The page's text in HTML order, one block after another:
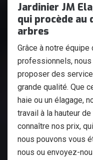
Jardinier JM
qui procède au
arbres
Grâce à notre équipe
professionnels,
proposer des
grande qualité. Que
haie ou un élagage,
travail à la hauteur
connaître nos prix,
nous pouvons vous
nous ou envoyez-